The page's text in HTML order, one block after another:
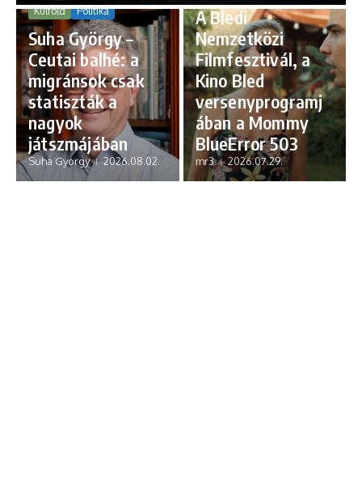
Külföld Politika
Suha György –
Ceutai balhé: a
migránsok csak
statiszták a
nagyok
játszmájában
Suha Gyorgy 2026.08.02.
A Bledi
Nemzetközi
Filmfesztivál, a
Kino Bled
versenyprogramj
ában a Mommy
BlueError 503
mr3 2026.07.29.